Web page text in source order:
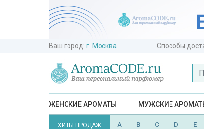
Ваш город: г. Москва Способы
ЖЕНСКИЕ АРОМАТЫ МУЖСКИЕ
ХИТЫ ПРОДАЖ A B C D E